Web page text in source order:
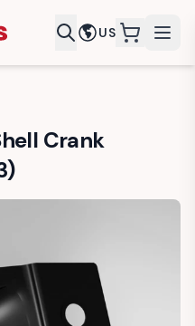
US
Crank